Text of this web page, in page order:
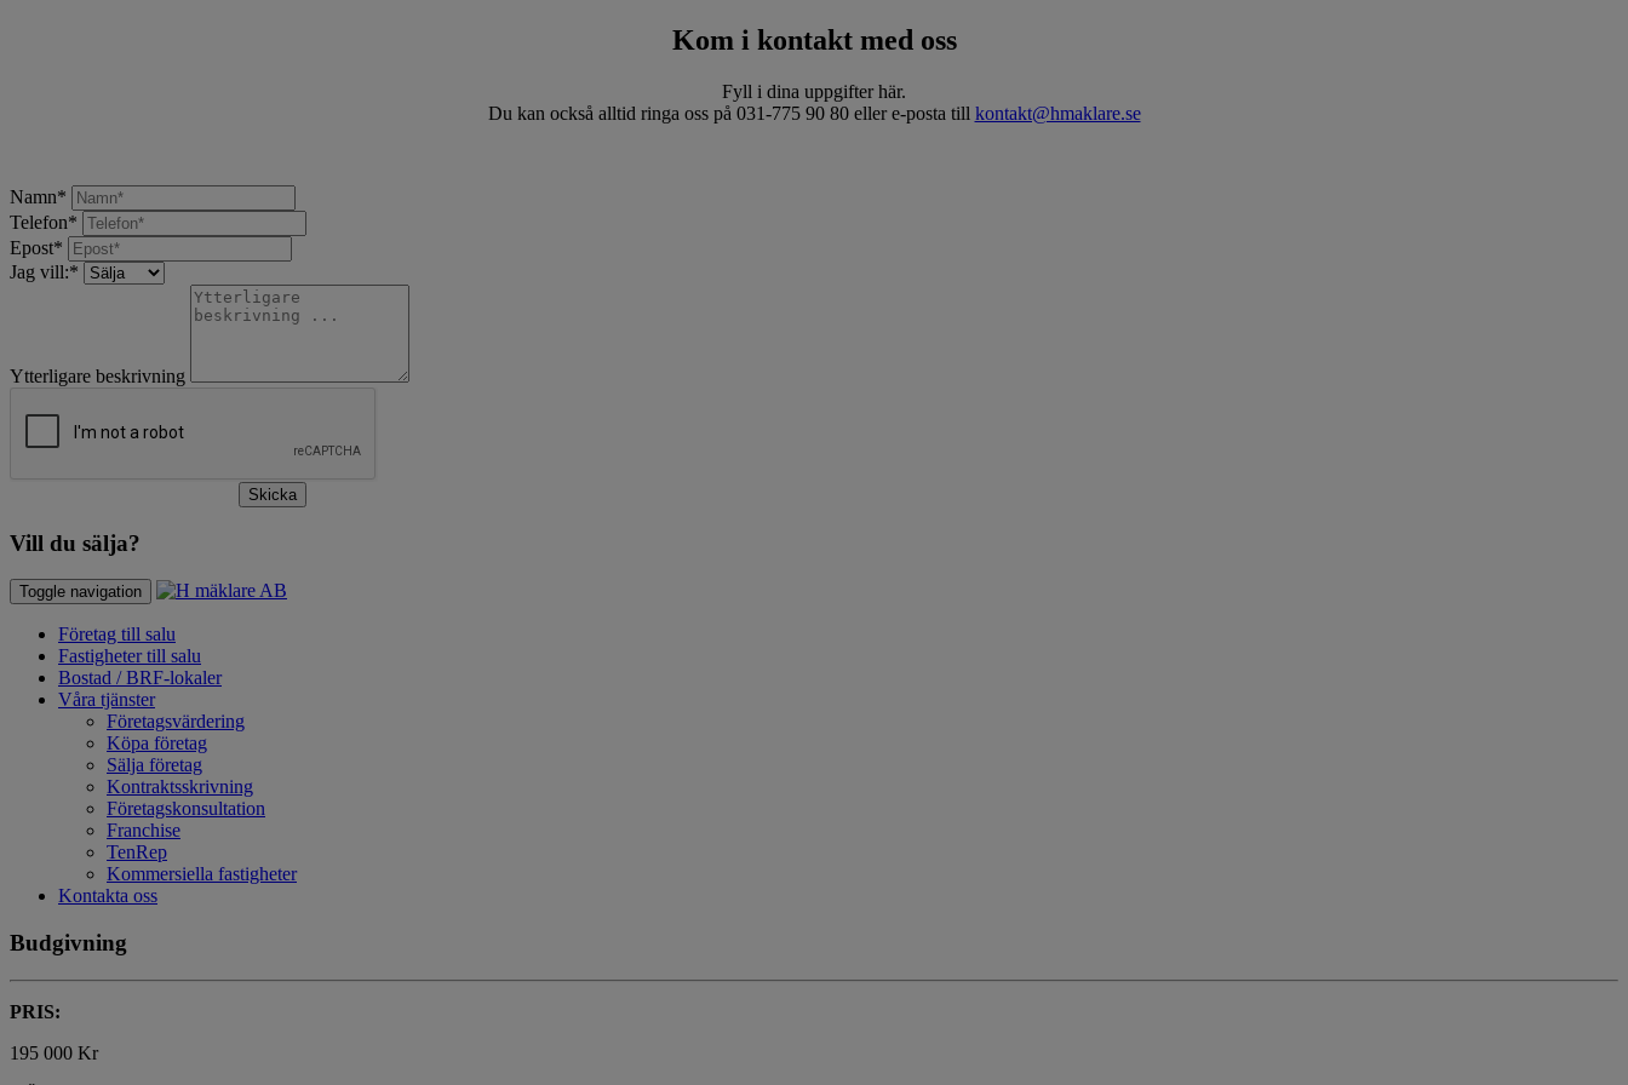
Kom i kontakt med oss
Fyll i dina uppgifter här.
Du kan också alltid ringa oss på 031-775 90 80 eller e-posta till kontakt@hmaklare.se
Namn*
Telefon*
Epost*
Jag vill:*
Ytterligare beskrivning
Skicka
Vill du sälja?
Toggle navigation
Företag till salu
Fastigheter till salu
Bostad / BRF-lokaler
Våra tjänster
Företagsvärdering
Köpa företag
Sälja företag
Kontraktsskrivning
Företagskonsultation
Franchise
TenRep
Kommersiella fastigheter
Kontakta oss
Budgivning
PRIS:
195 000 Kr